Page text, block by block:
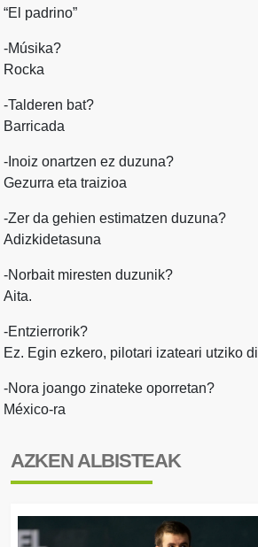
“El padrino”
-Músika?
Rocka
-Talderen bat?
Barricada
-Inoiz onartzen ez duzuna?
Gezurra eta traizioa
-Zer da gehien estimatzen duzuna?
Adizkidetasuna
-Norbait miresten duzunik?
Aita.
-Entzierrorik?
Ez. Egin ezkero, pilotari izateari utziko
-Nora joango zinateke oporretan?
México-ra
AZKEN ALBISTEAK